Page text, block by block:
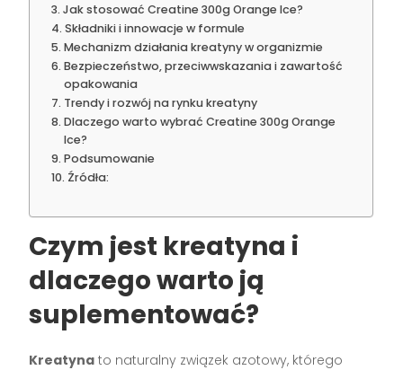
Jak stosować Creatine 300g Orange Ice?
Składniki i innowacje w formule
Mechanizm działania kreatyny w organizmie
Bezpieczeństwo, przeciwwskazania i zawartość
opakowania
Trendy i rozwój na rynku kreatyny
Dlaczego warto wybrać Creatine 300g Orange
Ice?
Podsumowanie
Źródła:
Czym jest kreatyna i
dlaczego warto ją
suplementować?
Kreatyna to naturalny związek azotowy, którego